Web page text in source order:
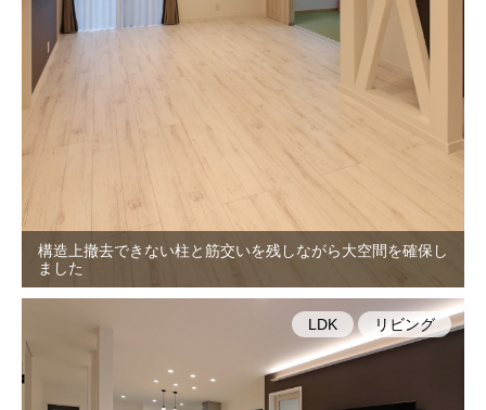
構造上撤去できない柱と筋交いを残しながら大空間を確保し
ました
LDK リビング